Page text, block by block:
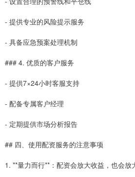
- 提供专业的风险提示服务
- 具备应急预案处理机制
### 4. 优质的客户服务
- 提供7×24小时客服支持
- 配备专属客户经理
- 定期提供市场分析报告
## 四、使用配资服务的注意事项
1. **量力而行**：配资会放大收益，也会